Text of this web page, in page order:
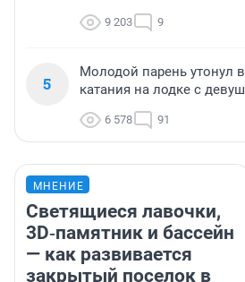
9 203 9
5
Молодой парень утонул
катания на лодке с
6 578 91
МНЕНИЕ
Светящиеся лавочки,
3D‑памятник и бассейн
— как развивается
закрытый поселок в